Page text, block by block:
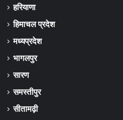
हरियाणा
हिमाचल प्रदेश
मध्यप्रदेश
भागलपुर
सारण
समस्तीपुर
सीतामढ़ी